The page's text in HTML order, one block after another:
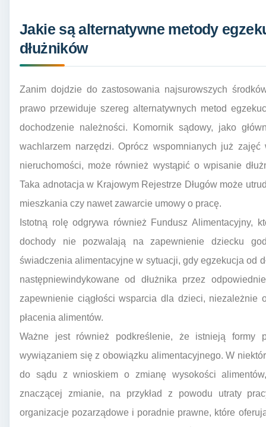
Jakie są alternatywne metody
dłużników
Zanim dojdzie do zastosowania najsurowszych
prawo przewiduje szereg alternatywnych metod
dochodzenie należności. Komornik sądowy, jako
wachlarzem narzędzi. Oprócz wspomnianych już
nieruchomości, może również wystąpić o wpisanie
Taka adnotacja w Krajowym Rejestrze Długów może
mieszkania czy nawet zawarcie umowy o pracę.
Istotną rolę odgrywa również Fundusz Alimentacyjny,
dochody nie pozwalają na zapewnienie dziecku
świadczenia alimentacyjne w sytuacji, gdy egzekucja od
następniewindykowane od dłużnika przez
zapewnienie ciągłości wsparcia dla dzieci,
płacenia alimentów.
Ważne jest również podkreślenie, że istnieją formy
wywiązaniem się z obowiązku alimentacyjnego. W
do sądu z wnioskiem o zmianę wysokości
znaczącej zmianie, na przykład z powodu utraty
organizacje pozarządowe i poradnie prawne, które